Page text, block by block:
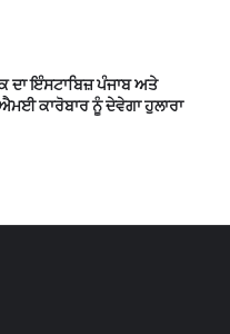
ਇੰਸਟਾਬਿਜ਼ ਪੰਜਾਬ ਅਤੇ
ਕਾਰੋਬਾਰ ਨੂੰ ਦੇਵੇਗਾ ਹੁਲਾਰਾ